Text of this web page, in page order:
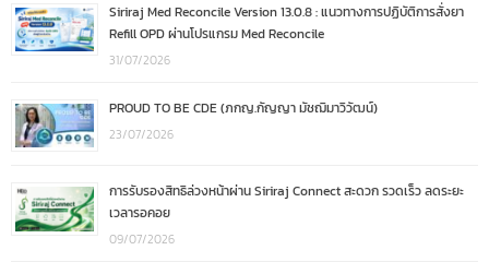
Siriraj Med Reconcile Version 13.0.8 : แนวทางการปฏิบัติการสั่งยา
Refill OPD ผ่านโปรแกรม Med Reconcile
31/07/2026
PROUD TO BE CDE (ภกญ.กัญญา มัชฌิมาวิวัฒน์)
23/07/2026
การรับรองสิทธิล่วงหน้าผ่าน Siriraj Connect สะดวก รวดเร็ว ลดระยะ
เวลารอคอย
09/07/2026